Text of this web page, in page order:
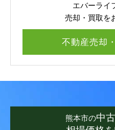
エバーライ
売却・買取を
不動産売却
熊本市の中